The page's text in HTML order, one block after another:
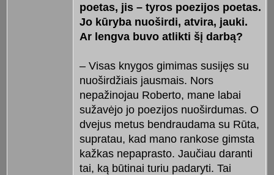
poetas, jis – tyros poezijos poetas.
Jo kūryba nuoširdi, atvira, jauki.
Ar lengva buvo atlikti šį darbą?
– Visas knygos gimimas susijęs su
nuoširdžiais jausmais. Nors
nepažinojau Roberto, mane labai
sužavėjo jo poezijos nuoširdumas. O
dvejus metus bendraudama su Rūta,
supratau, kad mano rankose gimsta
kažkas nepaprasto. Jaučiau daranti
tai, ką būtinai turiu padaryti. Tai